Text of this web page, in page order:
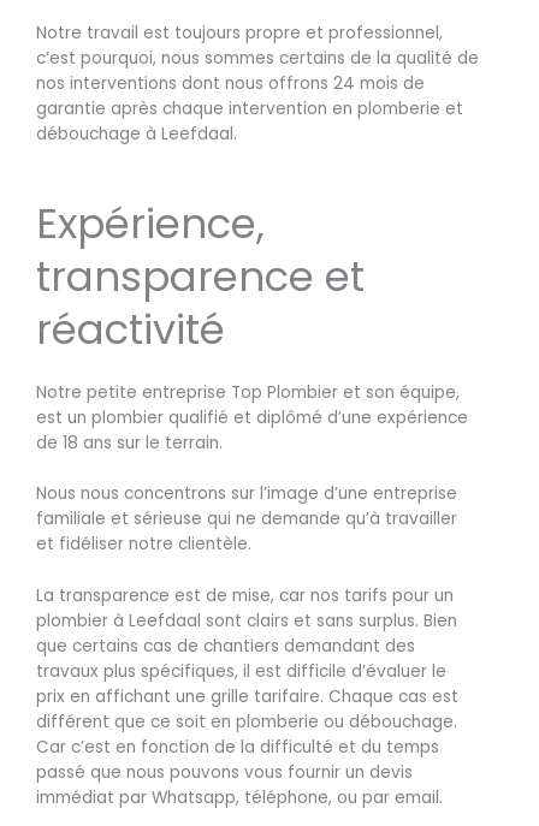
Notre travail est toujours propre et professionnel,
c’est pourquoi, nous sommes certains de la qualité de
nos interventions dont nous offrons 24 mois de
garantie après chaque intervention en plomberie et
débouchage à Leefdaal.
Expérience,
transparence et
réactivité
Notre petite entreprise Top Plombier et son équipe,
est un plombier qualifié et diplômé d’une expérience
de 18 ans sur le terrain.
Nous nous concentrons sur l’image d’une entreprise
familiale et sérieuse qui ne demande qu’à travailler
et fidéliser notre clientèle.
La transparence est de mise, car nos tarifs pour un
plombier à Leefdaal sont clairs et sans surplus. Bien
que certains cas de chantiers demandant des
travaux plus spécifiques, il est difficile d’évaluer le
prix en affichant une grille tarifaire. Chaque cas est
différent que ce soit en plomberie ou débouchage.
Car c’est en fonction de la difficulté et du temps
passé que nous pouvons vous fournir un devis
immédiat par Whatsapp, téléphone, ou par email.